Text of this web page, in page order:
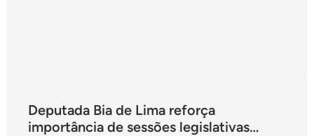
Deputada Bia de Lima reforça
importância de sessões legislativas